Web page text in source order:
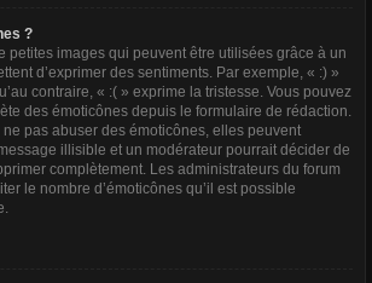
?
petites images qui peuvent être utilisées grâce à un
d’exprimer des sentiments. Par exemple, « :) »
contraire, « :( » exprime la tristesse. Vous pouvez
des émoticônes depuis le formulaire de rédaction.
pas abuser des émoticônes, elles peuvent
illisible et un modérateur pourrait décider de
complètement. Les administrateurs du forum
le nombre d’émoticônes qu’il est possible